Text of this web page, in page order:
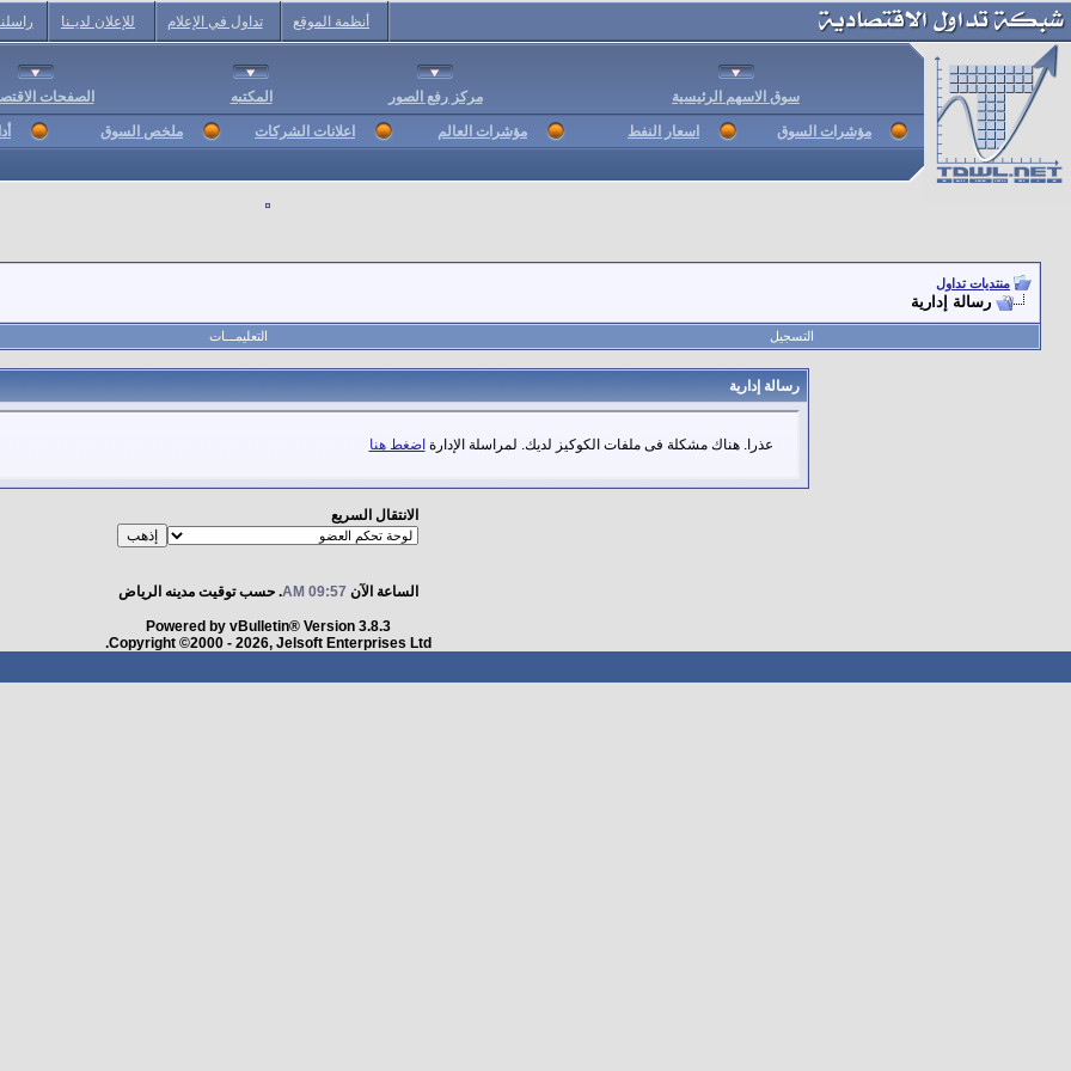
أنظمة الموقع تداول في الإعلام للإعلان لديـنا
سوق الاسهم الرئيسية مركز رفع الصور المكتبه الصفحات
مؤشرات السوق اسعار النفط مؤشرات العالم اعلانات الشركات ملخص السوق
منتديات تداول
رسالة إدارية
التسجيل التعليمـــات
رسالة إدارية
عذرا. هناك مشكلة فى ملفات الكوكيز لديك. لمراسلة الإدارة اضغط هنا
الانتقال السريع
الساعة الآن 09:57 AM . حسب توقيت مدينه الرياض
Powered by vBulletin® Version 3.8.3
Copyright ©2000 - 2026, Jelsoft Enterprises Ltd.